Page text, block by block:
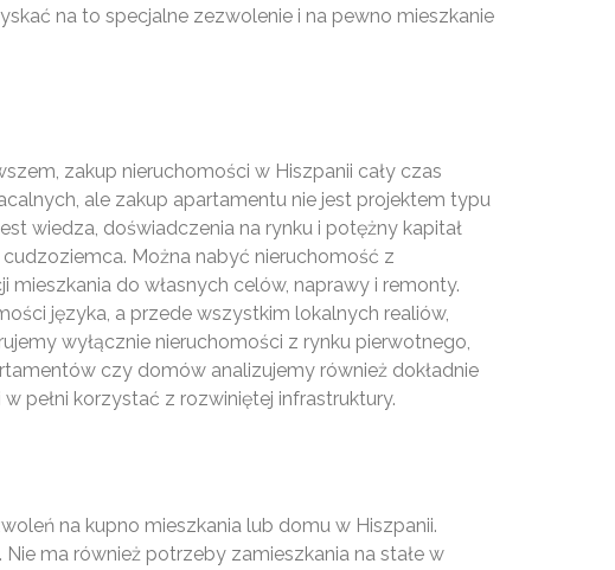
na to specjalne zezwolenie i na pewno mieszkanie
zakup nieruchomości w Hiszpanii cały czas
ale zakup apartamentu nie jest projektem typu
wiedza, doświadczenia na rynku i potężny kapitał
Można nabyć nieruchomość z
do własnych celów, naprawy i remonty.
języka, a przede wszystkim lokalnych realiów,
wyłącznie nieruchomości z rynku pierwotnego,
czy domów analizujemy również dokładnie
pełni korzystać z rozwiniętej infrastruktury.
na kupno mieszkania lub domu w Hiszpanii.
ma również potrzeby zamieszkania na stałe w